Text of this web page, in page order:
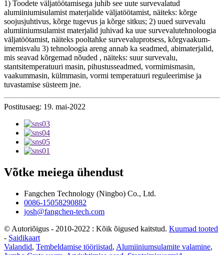
1) Toodete väljatöötamisega juhib see uute survevalatud
alumiiniumisulamist materjalide väljatöötamist, näiteks: kõrge
soojusjuhtivus, kõrge tugevus ja kõrge sitkus; 2) uued survevalu
alumiiniumsulamist materjalid juhivad ka uue survevalutehnoloogia
väljatöötamist, näiteks pooltahke survevaluprotsess, kõrgvaakum-
imemisvalu 3) tehnoloogia areng annab ka seadmed, abimaterjalid,
mis seavad kõrgemad nõuded , näiteks: suur survevalu,
stantsitemperatuuri masin, pihustusseadmed, vormimismasin,
vaakummasin, külmmasin, vormi temperatuuri reguleerimise ja
tuvastamise süsteem jne.
Postitusaeg: 19. mai-2022
Võtke meiega ühendust
Fangchen Technology (Ningbo) Co., Ltd.
0086-15058290882
josh@fangchen-tech.com
© Autoriõigus - 2010-2022 : Kõik õigused kaitstud. Kuumad tooted
- Saidikaart
Valandid, Tembeldamise tööriistad, Alumiiniumsulamite valamine,